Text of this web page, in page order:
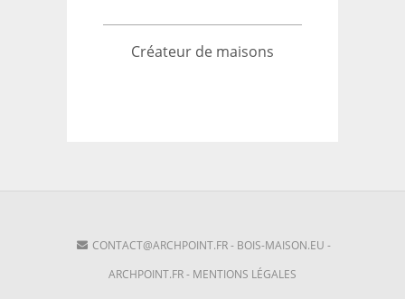
Créateur de maisons
CONTACT@ARCHPOINT.FR- BOIS-MAISON.EU -
ARCHPOINT.FR- MENTIONS LÉGALES